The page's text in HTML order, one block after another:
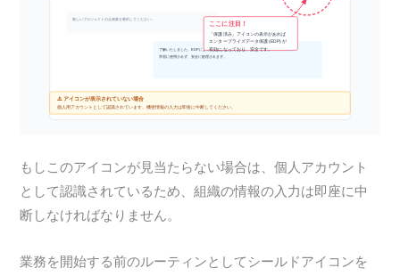
もしこのアイコンが見当たらない場合は、個人アカウント
として認識されているため、組織の情報の入力は即座に中
断しなければなりません。
業務を開始する前のルーティンとしてシールドアイコンを